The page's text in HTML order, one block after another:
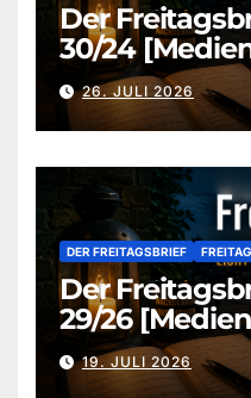
Der
30/24
aufklaerung-
26. JULI 2026
DER FREITAGSBRIEF
Der
29/26
aufklaerung-
19. JULI 2026